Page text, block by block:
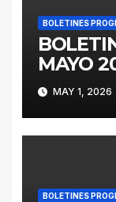
BOLETINES
MAYO
MAY 1, 2026
BOLETINES